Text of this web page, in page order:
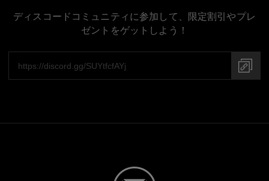
ディスコードコミュニティに参加して、限定割引やプレ
ゼントをゲットしよう！